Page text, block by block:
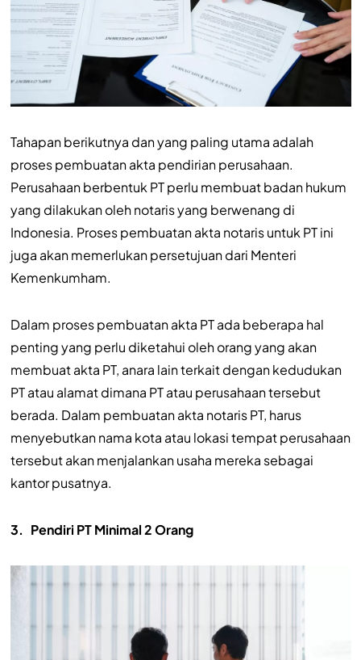
Tahapan berikutnya dan yang paling utama adalah
proses pembuatan akta pendirian perusahaan.
Perusahaan berbentuk PT perlu membuat badan hukum
yang dilakukan oleh notaris yang berwenang di
Indonesia. Proses pembuatan akta notaris untuk PT ini
juga akan memerlukan persetujuan dari Menteri
Kemenkumham.
Dalam proses pembuatan akta PT ada beberapa hal
penting yang perlu diketahui oleh orang yang akan
membuat akta PT, anara lain terkait dengan kedudukan
PT atau alamat dimana PT atau perusahaan tersebut
berada. Dalam pembuatan akta notaris PT, harus
menyebutkan nama kota atau lokasi tempat perusahaan
tersebut akan menjalankan usaha mereka sebagai
kantor pusatnya.
3. Pendiri PT Minimal 2 Orang